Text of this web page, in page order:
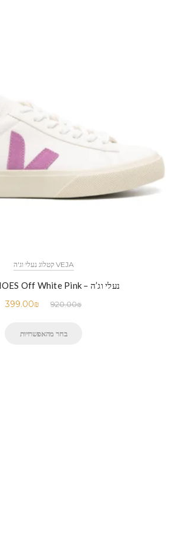
VEJA קטלוג נעלי וג'ה
נעלי וג’ה – VEJA SHOES Off White Pink
920.00₪
399.00₪
בחר מהאפשרויות